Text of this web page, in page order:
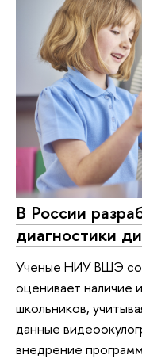
В России
диагностики
Ученые НИУ ВШЭ
оценивает наличие
школьников,
данные
внедрение